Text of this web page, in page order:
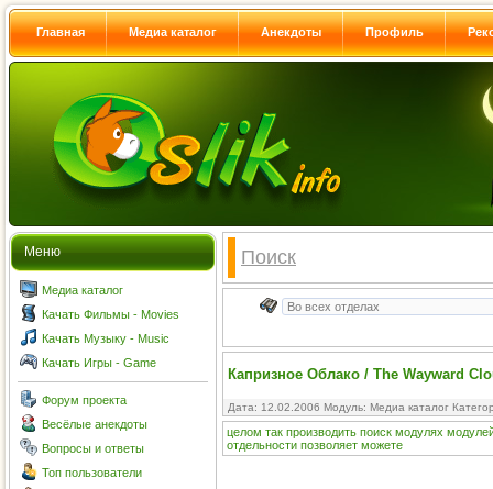
Главная Медиа каталог Анекдоты Профиль
Меню
Медиа каталог
Качать Фильмы - Movies
Качать Музыку - Music
Качать Игры - Game
Форум проекта
Весёлые анекдоты
Вопросы и ответы
Топ пользователи
Поиск
Капризное Облако / The Wayward
Дата: 12.02.2006 Модуль: Медиа каталог
целом так производить поиск модулях
отдельности позволяет можете